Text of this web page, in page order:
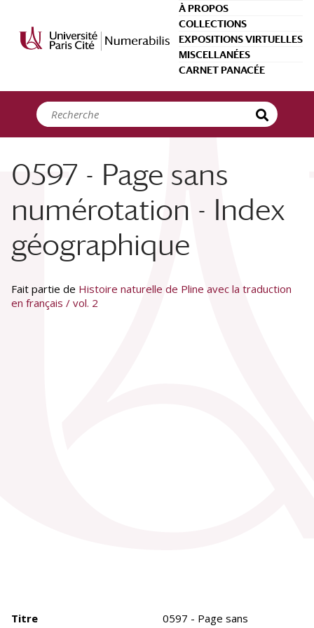
À PROPOS
COLLECTIONS
EXPOSITIONS VIRTUELLES
MISCELLANÉES
CARNET PANACÉE
0597 - Page sans
numérotation - Index
géographique
Fait partie de Histoire naturelle de Pline avec la traduction
en français / vol. 2
Titre
0597 - Page sans